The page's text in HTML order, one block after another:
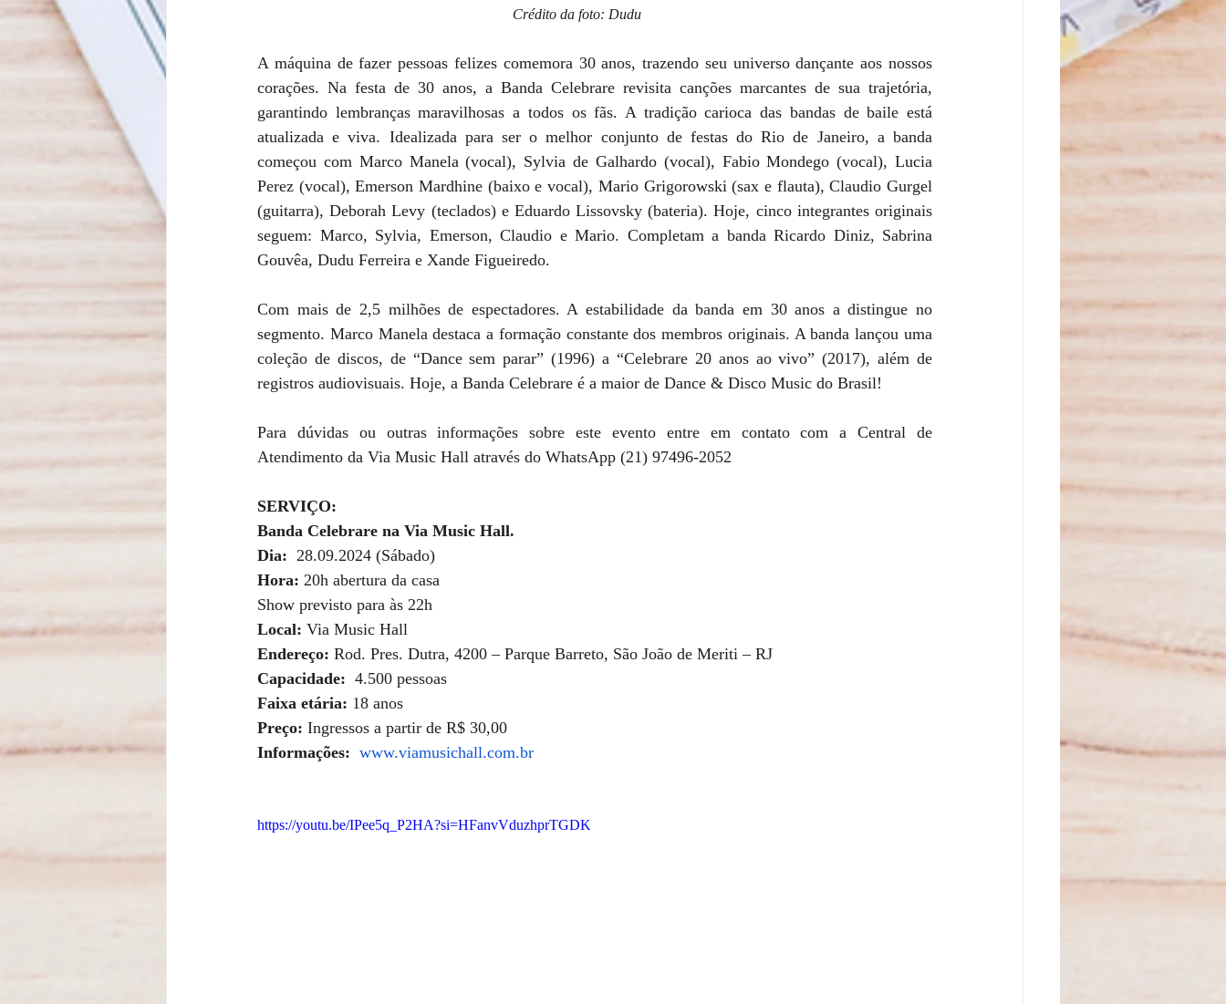
Crédito da foto: Dudu
A máquina de fazer pessoas felizes comemora 30 anos, trazendo seu universo dançante aos nossos
corações. Na festa de 30 anos, a Banda Celebrare revisita canções marcantes de sua trajetória,
garantindo lembranças maravilhosas a todos os fãs. A tradição carioca das bandas de baile está
atualizada e viva. Idealizada para ser o melhor conjunto de festas do Rio de Janeiro, a banda
começou com Marco Manela (vocal), Sylvia de Galhardo (vocal), Fabio Mondego (vocal), Lucia
Perez (vocal), Emerson Mardhine (baixo e vocal), Mario Grigorowski (sax e flauta), Claudio Gurgel
(guitarra), Deborah Levy (teclados) e Eduardo Lissovsky (bateria). Hoje, cinco integrantes originais
seguem: Marco, Sylvia, Emerson, Claudio e Mario. Completam a banda Ricardo Diniz, Sabrina
Gouvêa, Dudu Ferreira e Xande Figueiredo.
Com mais de 2,5 milhões de espectadores. A estabilidade da banda em 30 anos a distingue no
segmento. Marco Manela destaca a formação constante dos membros originais. A banda lançou uma
coleção de discos, de “Dance sem parar” (1996) a “Celebrare 20 anos ao vivo” (2017), além de
registros audiovisuais. Hoje, a Banda Celebrare é a maior de Dance & Disco Music do Brasil!
Para dúvidas ou outras informações sobre este evento entre em contato com a Central de
Atendimento da Via Music Hall através do WhatsApp (21) 97496-2052
SERVIÇO:
Banda Celebrare na Via Music Hall.
Dia: 28.09.2024 (Sábado)
Hora: 20h abertura da casa
Show previsto para às 22h
Local: Via Music Hall
Endereço: Rod. Pres. Dutra, 4200 – Parque Barreto, São João de Meriti – RJ
Capacidade: 4.500 pessoas
Faixa etária: 18 anos
Preço: Ingressos a partir de R$ 30,00
Informações: www.viamusichall.com.br
https://youtu.be/IPee5q_P2HA?si=HFanvVduzhprTGDK